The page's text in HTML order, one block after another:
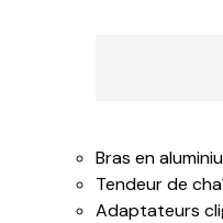
Bras en
Tendeur de
Adaptateurs